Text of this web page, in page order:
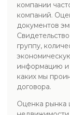
компании
компаний.
документов
группу,
информацию и
каких мы
договора.
Оценка рынка